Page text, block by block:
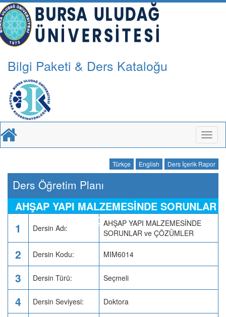
Bilgi Paketi & Ders Kataloğu
Türkçe English Ders İçerik Rapor
Ders Öğretim Planı
AHŞAP YAPI MALZEMESİNDE SORUNLAR
ve ÇÖZÜMLER
1 Dersin Adı:
AHŞAP YAPI MALZEMESİNDE
SORUNLAR ve ÇÖZÜMLER
2 Dersin Kodu: MIM6014
3 Dersin Türü: Seçmeli
4 Dersin Seviyesi: Doktora